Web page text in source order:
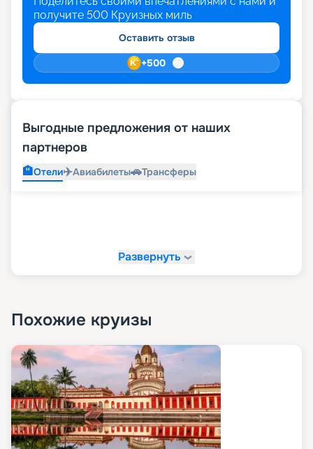
получите 500 Круизных миль
Оставить отзыв
+500
Выгодные предложения от наших
партнеров
🏨Отели✈️Авиабилеты🚗Трансферы
Развернуть
Похожие круизы